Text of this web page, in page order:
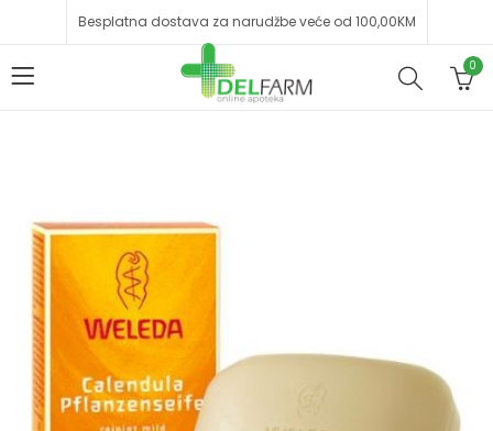
Besplatna dostava za narudžbe veće od 100,00KM
0